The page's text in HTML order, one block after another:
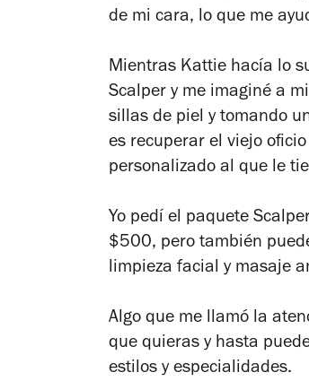
de mi cara, lo que me
Mientras Kattie hacía lo
Scalper y me imaginé a
sillas de piel y tomando
es recuperar el viejo
personalizado al que le
Yo pedí el paquete
$500, pero también
limpieza facial y masaje
Algo que me llamó la
que quieras y hasta
estilos y especialidades.